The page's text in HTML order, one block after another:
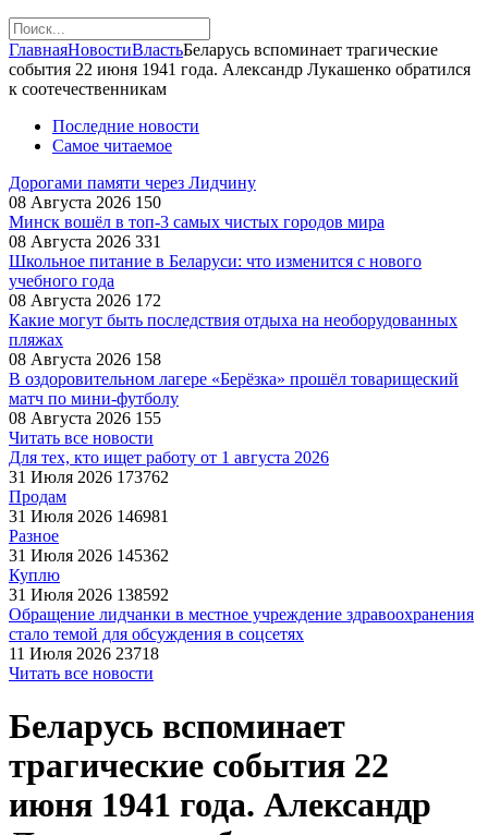
ГлавнаяНовостиВластьБеларусь вспоминает трагические
события 22 июня 1941 года. Александр Лукашенко обратился
к соотечественникам
Последние новости
Самое читаемое
Дорогами памяти через Лидчину
08 Августа 2026 150
Минск вошёл в топ-3 самых чистых городов мира
08 Августа 2026 331
Школьное питание в Беларуси: что изменится с нового
учебного года
08 Августа 2026 172
Какие могут быть последствия отдыха на необорудованных
пляжах
08 Августа 2026 158
В оздоровительном лагере «Берёзка» прошёл товарищеский
матч по мини-футболу
08 Августа 2026 155
Читать все новости
Для тех, кто ищет работу от 1 августа 2026
31 Июля 2026 173762
Продам
31 Июля 2026 146981
Разное
31 Июля 2026 145362
Куплю
31 Июля 2026 138592
Обращение лидчанки в местное учреждение здравоохранения
стало темой для обсуждения в соцсетях
11 Июля 2026 23718
Читать все новости
Беларусь вспоминает
трагические события 22
июня 1941 года. Александр